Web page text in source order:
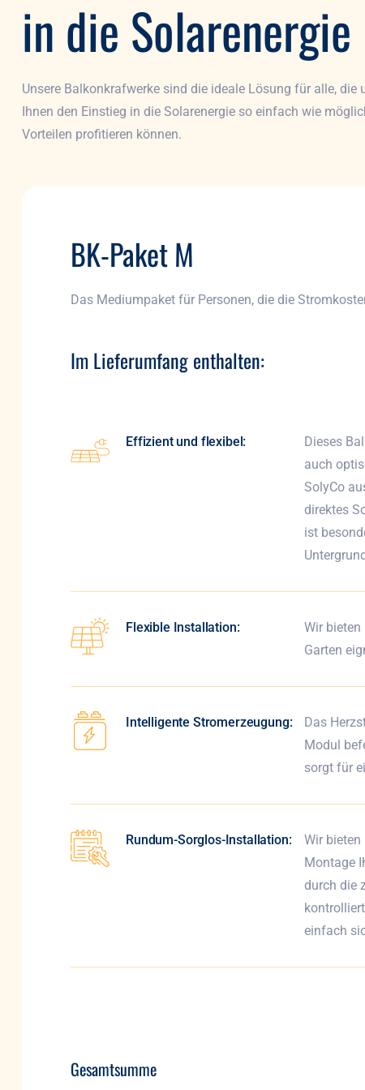
in die Solarenergie
Unsere Balkonkrafwerke sind die ideale Lösung für alle,
Ihnen den Einstieg in die Solarenergie so einfach wie
Vorteilen profitieren können.
BK-Paket M
Das Mediumpaket für Personen, die die
Im Lieferumfang enthalten:
Effizient und flexibel:
Dieses
auch
SolyCo
direktes
ist
Flexible Installation:
Wir
Garten
Intelligente Stromerzeugung:
Das
Modul
sorgt für
Rundum-Sorglos-Installation:
Wir
Montage
durch die
einfach
Gesamtsumme